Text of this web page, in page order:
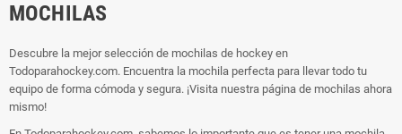
MOCHILAS
Descubre la mejor selección de mochilas de hockey en
Todoparahockey.com. Encuentra la mochila perfecta para llevar todo tu
equipo de forma cómoda y segura. ¡Visita nuestra página de mochilas ahora
mismo!